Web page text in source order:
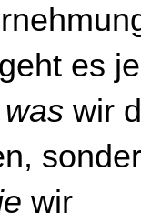
es
was wir
wir